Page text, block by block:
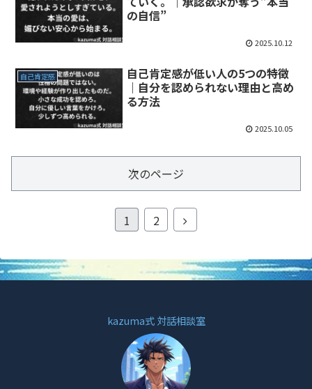
の自信”
2025.10.12
自己肯定感
自己肯定感が低い人の5つの特徴
｜自分を認められない理由と高め
る方法
2025.10.05
次のページ
1 2
kazuma式 対話相談室